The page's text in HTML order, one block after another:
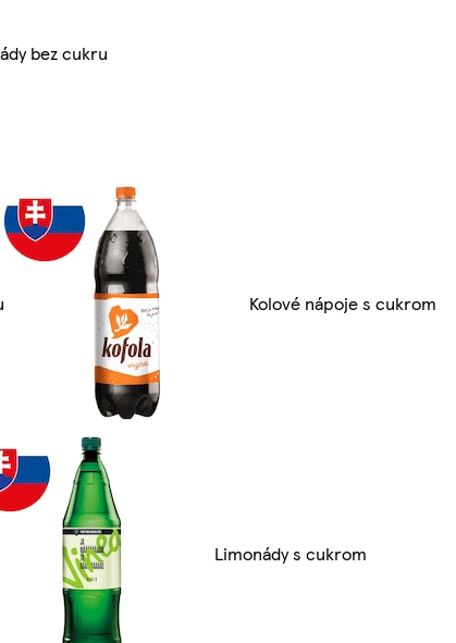
bez cukru
Kolové nápoje s cukrom
Limonády s cukrom